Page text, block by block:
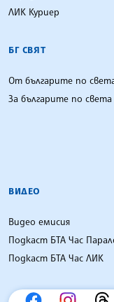
ЛИК Куриер
БГ СВЯТ
От българите по
За българите по света
ВИДЕО
Видео емисия
Подкаст БТА Час
Подкаст БТА Час ЛИК